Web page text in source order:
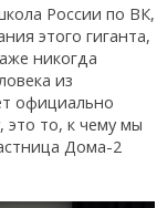
России по ВК,
этого гиганта,
никогда
из
официально
это то, к чему мы
Дома-2